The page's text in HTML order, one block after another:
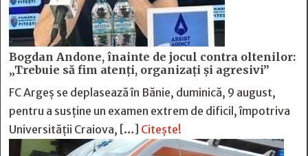
Bogdan Andone, înainte de jocul contra oltenilor:
„Trebuie să fim atenți, organizați și agresivi”
FC Argeș se deplasează în Bănie, duminică, 9 august,
pentru a susține un examen extrem de dificil, împotriva
Universității Craiova, […] Citește!